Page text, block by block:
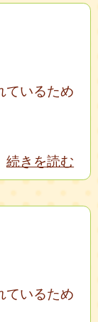
ているため
続きを読む
ているため